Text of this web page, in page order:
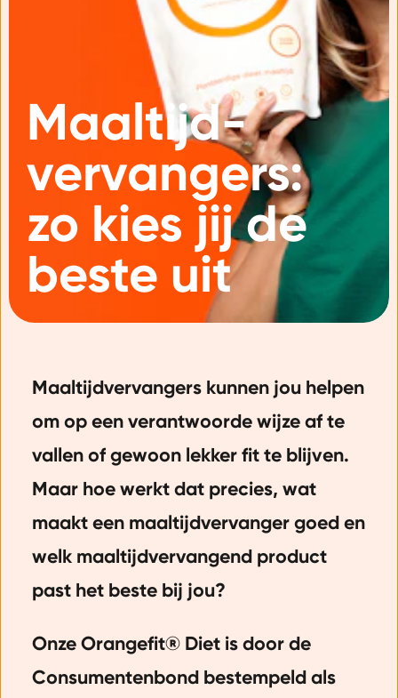
Maaltijd-
vervangers:
zo kies jij de
beste uit
Maaltijdvervangers kunnen jou helpen
om op een verantwoorde wijze af te
vallen of gewoon lekker fit te blijven.
Maar hoe werkt dat precies, wat
maakt een maaltijdvervanger goed en
welk maaltijdvervangend product
past het beste bij jou?
Onze Orangefit® Diet is door de
Consumentenbond bestempeld als